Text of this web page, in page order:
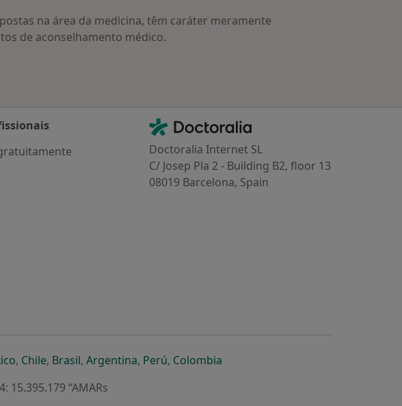
na área da medicina, têm caráter meramente
de aconselhamento médico.
Contacto
Doctoralia - Homepage
Doctoralia Internet SL
C/ Josep Pla 2 - Building B2, floor 13
08019 Barcelona, Spain
separador
novo separador
abre num novo separador
, Chileabre num novo separador
, Brasilabre num novo separador
, Argentinaabre num novo separador
, Perúabre num novo separador
, Colombiaabre num novo separador
15.395.179 “AMARs